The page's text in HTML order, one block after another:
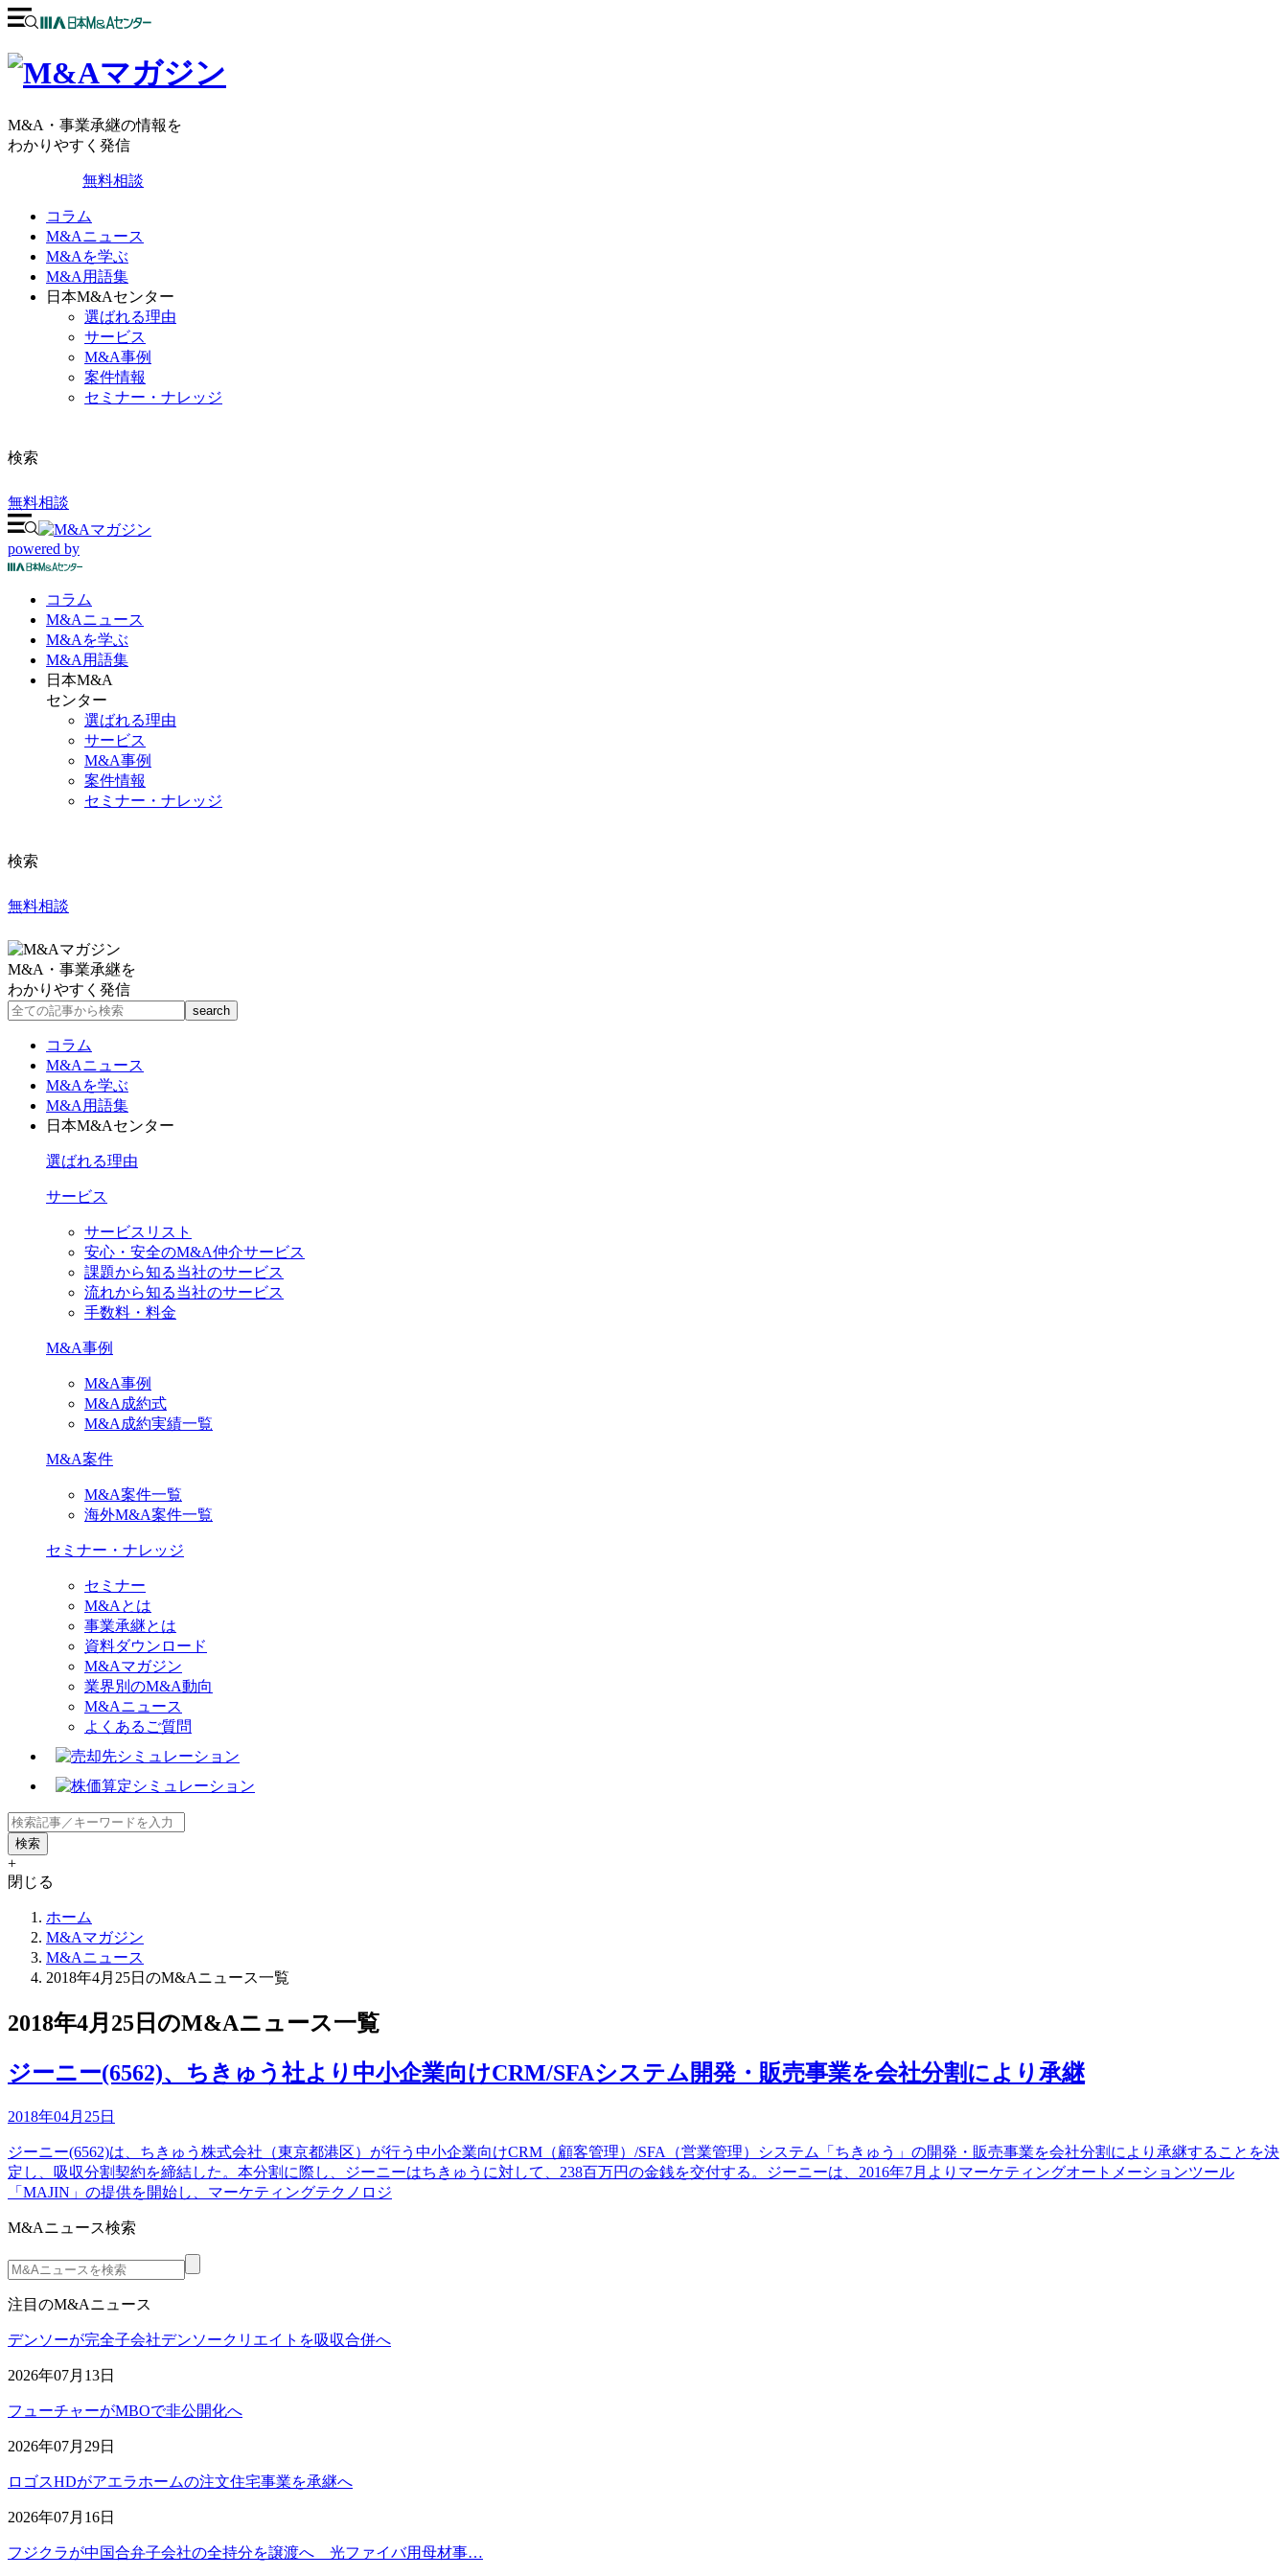
M&A・事業承継の情報を
わかりやすく発信
無料相談
コラム
M&Aニュース
M&Aを学ぶ
M&A用語集
日本M&Aセンター
選ばれる理由
サービス
M&A事例
案件情報
セミナー・ナレッジ
検索
無料相談
powered by
コラム
M&Aニュース
M&Aを学ぶ
M&A 用語集
日本M&A
センター
選ばれる理由
サービス
M&A事例
案件情報
セミナー・ナレッジ
検索
無料相談
M&A・事業承継を
わかりやすく発信
コラム
M&Aニュース
M&Aを学ぶ
M&A用語集
日本M&Aセンター
選ばれる理由
サービス
サービスリスト
安心・安全のM&A仲介サービス
課題から知る当社のサービス
流れから知る当社のサービス
手数料・料金
M&A事例
M&A事例
M&A成約式
M&A成約実績一覧
M&A案件
M&A案件一覧
海外M&A案件一覧
セミナー・ナレッジ
セミナー
M&Aとは
事業承継とは
資料ダウンロード
M&Aマガジン
業界別のM&A動向
M&Aニュース
よくあるご質問
+
閉じる
ホーム
M&Aマガジン
M&Aニュース
2018年4月25日のM&Aニュース一覧
2018年4月25日のM&Aニュース一覧
ジーニー(6562)、ちきゅう社より中小企業向けCRM/SFAシステム開発・販売事業を会社分割により承継
2018年04月25日
ジーニー(6562)は、ちきゅう株式会社（東京都港区）が行う中小企業向けCRM（顧客管理）/SFA（営業管理）システム「ちきゅう」の開発・販売事業を会社分割により承継することを決
定し、吸収分割契約を締結した。本分割に際し、ジーニーはちきゅうに対して、238百万円の金銭を交付する。ジーニーは、2016年7月よりマーケティングオートメーションツール
「MAJIN」の提供を開始し、マーケティングテクノロジ
M&Aニュース検索
注目のM&Aニュース
デンソーが完全子会社デンソークリエイトを吸収合併へ
2026年07月13日
フューチャーがMBOで非公開化へ
2026年07月29日
ロゴスHDがアエラホームの注文住宅事業を承継へ
2026年07月16日
フジクラが中国合弁子会社の全持分を譲渡へ 光ファイバ用母材事…